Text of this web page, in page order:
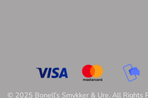
© 2025 Bonell’s Smykker & Ure. All Rights